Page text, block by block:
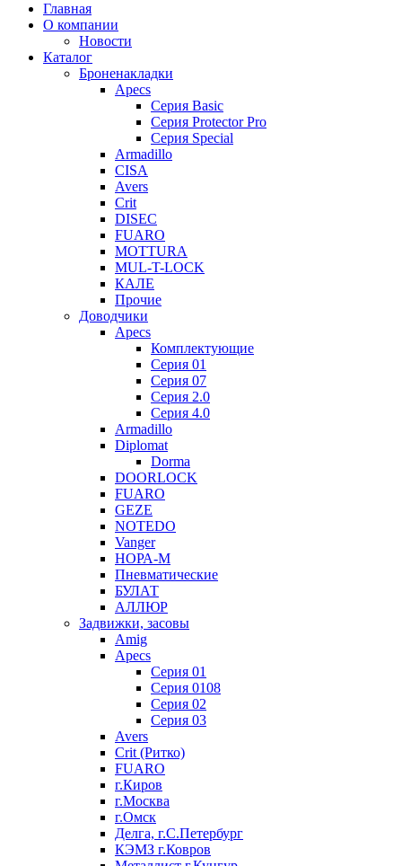
Главная
О компании
Новости
Каталог
Броненакладки
Apecs
Серия Basic
Серия Protector Pro
Серия Special
Armadillo
CISA
Avers
Crit
DISEC
FUARO
MOTTURA
MUL-T-LOCK
КАЛЕ
Прочие
Доводчики
Apecs
Комплектующие
Серия 01
Серия 07
Серия 2.0
Серия 4.0
Armadillo
Diplomat
Dorma
DOORLOCK
FUARO
GEZE
NOTEDO
Vanger
НОРА-М
Пневматические
БУЛАТ
АЛЛЮР
Задвижки, засовы
Amig
Apecs
Серия 01
Серия 0108
Серия 02
Серия 03
Avers
Crit (Ритко)
FUARO
г.Киров
г.Москва
г.Омск
Делга, г.С.Петербург
КЭМЗ г.Ковров